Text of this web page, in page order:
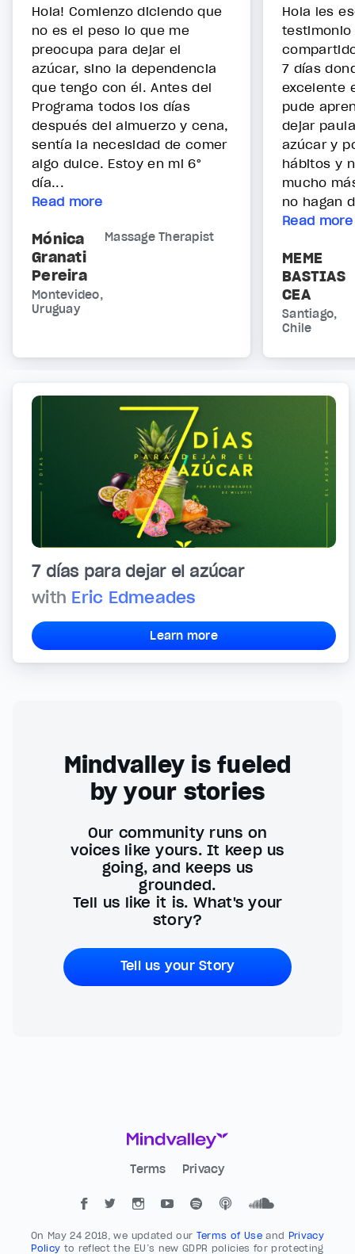
Hola! Comienzo diciendo que
no es el peso lo que me
preocupa para dejar el
azúcar, sino la dependencia
que tengo con él. Antes del
Programa todos los días
después del almuerzo y cena,
sentía la necesidad de comer
algo dulce. Estoy en mi 6°
día...
Read more
Mónica
Granati
Pereira
Massage Therapist
Montevideo,
Uruguay
Hola les
testimonio
7 días
excelente
pude
dejar
azúcar y
hábitos y
mucho
no hagan
Read more
MEME
BASTIAS
CEA
Santiago,
Chile
7 días para dejar el azúcar
with Eric Edmeades
Learn more
Mindvalley is fueled
by your stories
Our community runs on
voices like yours. It keep us
going, and keeps us
grounded.
Tell us like it is. What's your
story?
Tell us your Story
Terms Privacy
On May 24 2018, we updated our Terms of Useand Privacy
Policy to reflect the EU’s new GDPR policies for protecting